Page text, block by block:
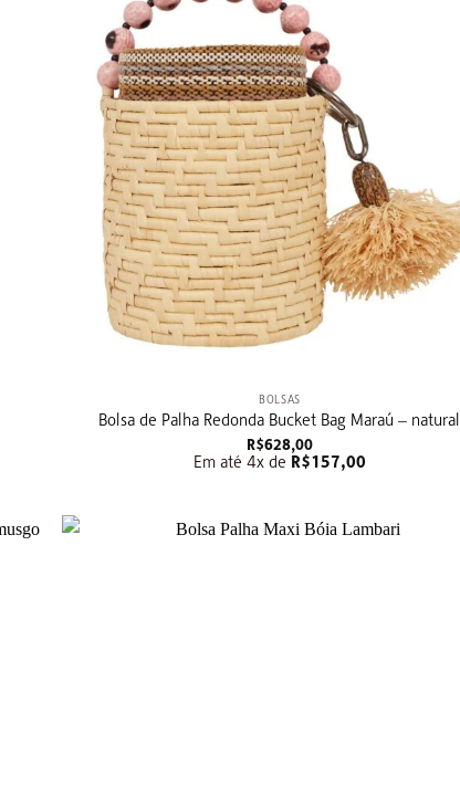
BOLSAS
Bolsa de Palha Redonda Bucket Bag Maraú – natural
R$628,00
Em até 4x de R$157,00